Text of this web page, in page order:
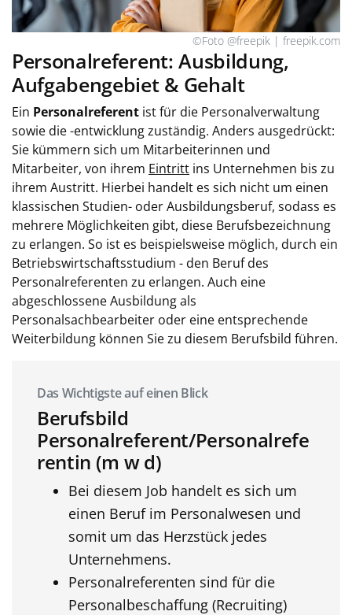
©Foto @freepik | freepik.com
Personalreferent: Ausbildung,
Aufgabengebiet & Gehalt
Ein Personalreferent ist für die Personalverwaltung
sowie die -entwicklung zuständig. Anders ausgedrückt:
Sie kümmern sich um Mitarbeiterinnen und
Mitarbeiter, von ihrem Eintritt ins Unternehmen bis zu
ihrem Austritt. Hierbei handelt es sich nicht um einen
klassischen Studien- oder Ausbildungsberuf, sodass es
mehrere Möglichkeiten gibt, diese Berufsbezeichnung
zu erlangen. So ist es beispielsweise möglich, durch ein
Betriebswirtschaftsstudium - den Beruf des
Personalreferenten zu erlangen. Auch eine
abgeschlossene Ausbildung als
Personalsachbearbeiter oder eine entsprechende
Weiterbildung können Sie zu diesem Berufsbild führen.
Das Wichtigste auf einen Blick
Berufsbild
Personalreferent/Personalrefe
rentin (m w d)
Bei diesem Job handelt es sich um
einen Beruf im Personalwesen und
somit um das Herzstück jedes
Unternehmens.
Personalreferenten sind für die
Personalbeschaffung (Recruiting)